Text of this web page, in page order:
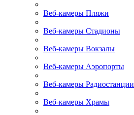
Веб-камеры Пляжи
Веб-камеры Стадионы
Веб-камеры Вокзалы
Веб-камеры Аэропорты
Веб-камеры Радиостанции
Веб-камеры Храмы